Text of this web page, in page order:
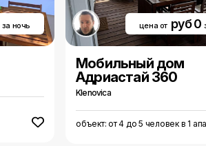
за ночь цена от руб 0
Мобильный дом
Адриастай 360
Klenovica
объект: от 4 до 5 человек в 1